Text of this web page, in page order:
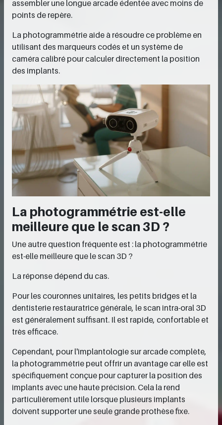
assembler une longue arcade édentée avec moins de
points de repère.
La photogrammétrie aide à résoudre ce problème en
utilisant des marqueurs codés et un système de
caméra calibré pour calculer directement la position
des implants.
La photogrammétrie est-elle
meilleure que le scan 3D ?
Une autre question fréquente est : la photogrammétrie
est-elle meilleure que le scan 3D ?
La réponse dépend du cas.
Pour les couronnes unitaires, les petits bridges et la
dentisterie restauratrice générale, le scan intra-oral 3D
est généralement suffisant. Il est rapide, confortable et
très efficace.
Cependant, pour l'implantologie sur arcade complète,
la photogrammétrie peut offrir un avantage car elle est
spécifiquement conçue pour capturer la position des
implants avec une haute précision. Cela la rend
particulièrement utile lorsque plusieurs implants
doivent supporter une seule grande prothèse fixe.